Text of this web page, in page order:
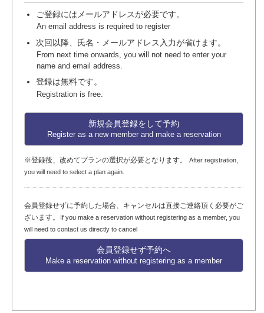
ご登録にはメールアドレスが必要です。
An email address is required to register
次回以降、氏名・メールアドレス入力が省けます。
From next time onwards, you will not need to enter your
name and email address.
登録は無料です。
Registration is free.
新規会員登録をして予約
Register as a new member and make a reservation
※登録後、改めてプランの選択が必要となります。
After registration,
you will need to select a plan again.
会員登録せずに予約した場合、キャンセルは直接ご連絡頂く必要がご
ざいます。
If you make a reservation without registering as a member, you
will need to contact us directly to cancel
会員登録せず予約へ
Make a reservation without registering as a member